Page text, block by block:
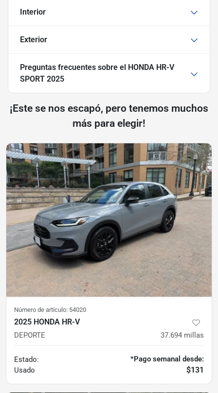
Interior
Exterior
Preguntas frecuentes sobre el HONDA HR-V
SPORT 2025
¡Este se nos escapó, pero tenemos muchos
más para elegir!
Número de artículo: 54020
2025 HONDA HR-V
DEPORTE 37.694 millas
Estado:
Usado
*Pago semanal desde:
$131